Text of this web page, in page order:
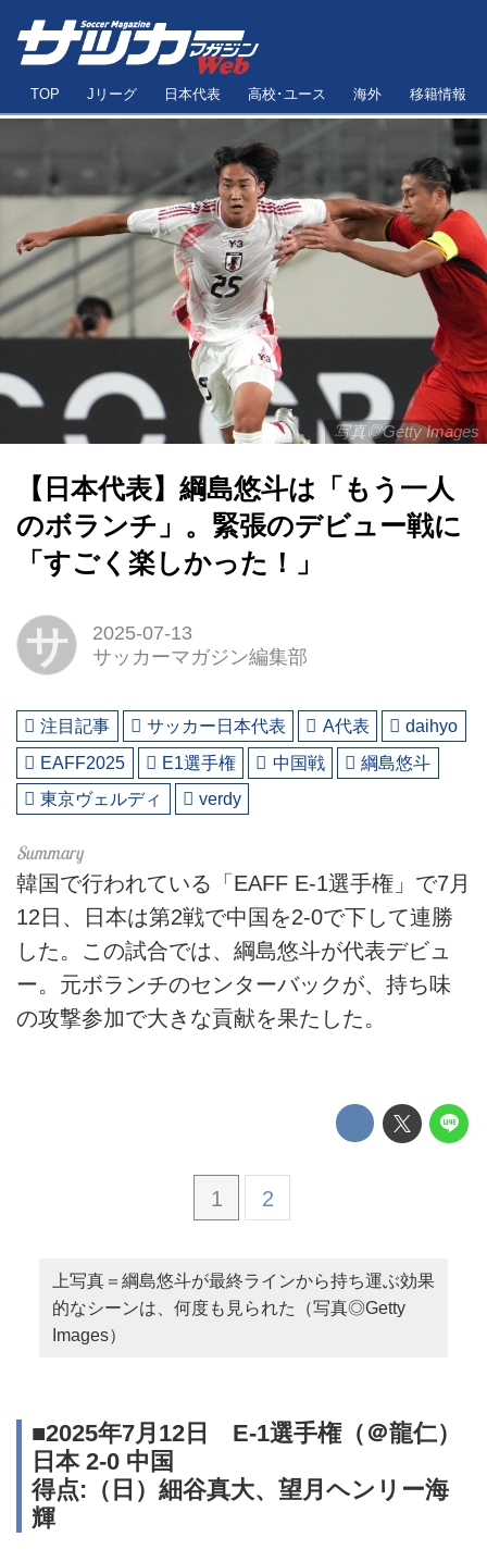
TOP Jリーグ 日本代表 高校･ユース 海外 移籍情報
写真◎Getty Images
【日本代表】綱島悠斗は「もう一人
のボランチ」。緊張のデビュー戦に
「すごく楽しかった！」
サ
2025-07-13
サッカーマガジン編集部
注目記事 サッカー日本代表 A代表
daihyo
EAFF2025
E1選手権 中国戦
綱島悠斗
東京ヴェルディ
verdy
韓国で行われている「EAFF E-1選手権」で7月
12日、日本は第2戦で中国を2-0で下して連勝
した。この試合では、綱島悠斗が代表デビュ
ー。元ボランチのセンターバックが、持ち味
の攻撃参加で大きな貢献を果たした。
1 2
上写真＝綱島悠斗が最終ラインから持ち運ぶ効果
的なシーンは、何度も見られた（写真◎Getty
Images）
■2025年7月12日 E-1選手権（＠龍仁）
日本 2-0 中国
得点:（日）細谷真大、望月ヘンリー海
輝